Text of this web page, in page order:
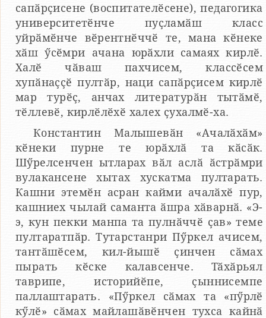
сапӑрҫисене (воспитателӗсене), педагогика
университетӗнче пуҫламӑш класс
уйрӑмӗнче вӗрентнӗччӗ те, мана кӗнеке
хӑш ӳсӗмри ачана юрӑхли самаях кирлӗ.
Халӗ чӑваш пахчисем, классӗсем
хупӑнаҫҫӗ пултӑр, наци сапӑрҫисем кирлӗ
мар турӗҫ, анчах литературӑн тытӑмӗ,
тӗллевӗ, кирлӗлӗхӗ халех ҫухалмӗ-ха.
Константин Малышевӑн «Ачалӑхӑм»
кӗнеки пурне те юрӑхлӑ та кӑсӑк.
Шӳрелсенчен ытларах вӑл аслӑ ӑстрӑмри
вулакансене хытах хускатма пултарать.
Кашни этемӗн асран кайми ачалӑхӗ пур,
кашниех чылай саманта ӑшра хӑварнӑ. «Э-
э, кун пекки манпа та пулнӑччӗ ҫав» теме
пултаратпӑр. Тутарстанри Пӳркел ачисем,
тантӑшӗсем, кил-йышӗ ҫинчен сӑмах
пырать кӗске калавсенче. Тӑхӑрьял
таврипе, историйӗпе, ҫыннисемпе
паллаштарать. «Пӳркел сӑмах та «пӳрлӗ
кӳлӗ» сӑмах майлашӑвӗнчен тухса кайнӑ